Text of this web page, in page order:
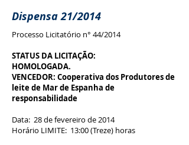
Dispensa 21/2014
Processo Licitatório n° 44/2014
STATUS DA LICITAÇÃO:
HOMOLOGADA.
VENCEDOR: Cooperativa dos Produtores de
leite de Mar de Espanha de
responsabilidade
Data: 28 de fevereiro de 2014
Horário LIMITE: 13:00 (Treze) horas